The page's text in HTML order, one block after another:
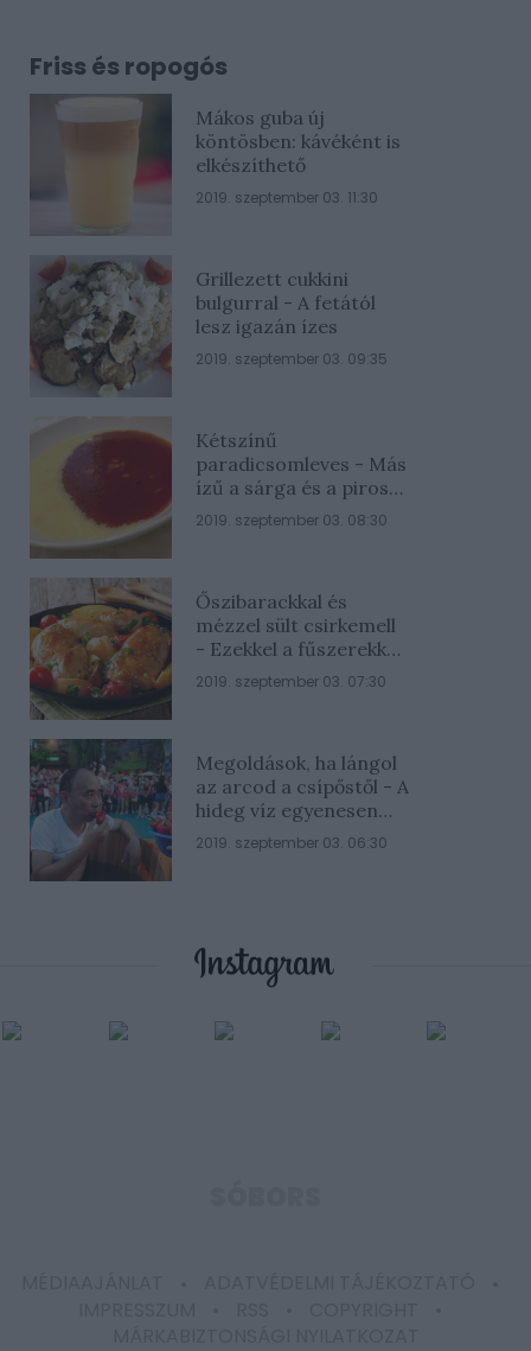
Friss és ropogós
Mákos guba új
köntösben: kávéként is
elkészíthető
2019. szeptember 03. 11:30
Grillezett cukkini
bulgurral - A fetától
lesz igazán ízes
2019. szeptember 03. 09:35
Kétszínű
paradicsomleves - Más
ízű a sárga és a piros
rész
2019. szeptember 03. 08:30
Őszibarackkal és
mézzel sült csirkemell
- Ezekkel a fűszerekkel
lesz a legfinomabb
2019. szeptember 03. 07:30
Megoldások, ha lángol
az arcod a csípőstől - A
hideg víz egyenesen
rossz ötlet
2019. szeptember 03. 06:30